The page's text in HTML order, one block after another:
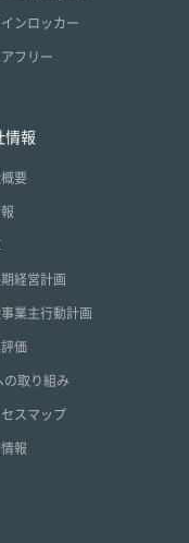
ンロッカー
フリー
情報
要
経営計画
業主行動計画
価
の取り組み
スマップ
報